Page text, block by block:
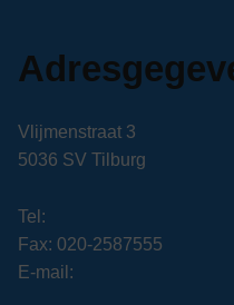
Vlijmenstraat 3
5036 SV Tilburg
Tel:
Fax: 020-2587555
E-mail: